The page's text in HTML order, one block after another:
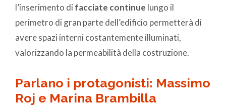
l’inserimento di facciate continue lungo il
perimetro di gran parte dell’edificio permetterà di
avere spazi interni costantemente illuminati,
valorizzando la permeabilità della costruzione.
Parlano i protagonisti: Massimo
Roj e Marina Brambilla